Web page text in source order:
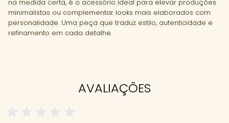
na medida certa, é o acessório ideal para elevar produções
minimalistas ou complementar looks mais elaborados com
personalidade. Uma peça que traduz estilo, autenticidade e
refinamento em cada detalhe.
AVALIAÇÕES